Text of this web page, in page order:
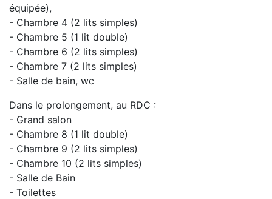
équipée),
- Chambre 4 (2 lits simples)
- Chambre 5 (1 lit double)
- Chambre 6 (2 lits simples)
- Chambre 7 (2 lits simples)
- Salle de bain, wc
Dans le prolongement, au RDC :
- Grand salon
- Chambre 8 (1 lit double)
- Chambre 9 (2 lits simples)
- Chambre 10 (2 lits simples)
- Salle de Bain
- Toilettes